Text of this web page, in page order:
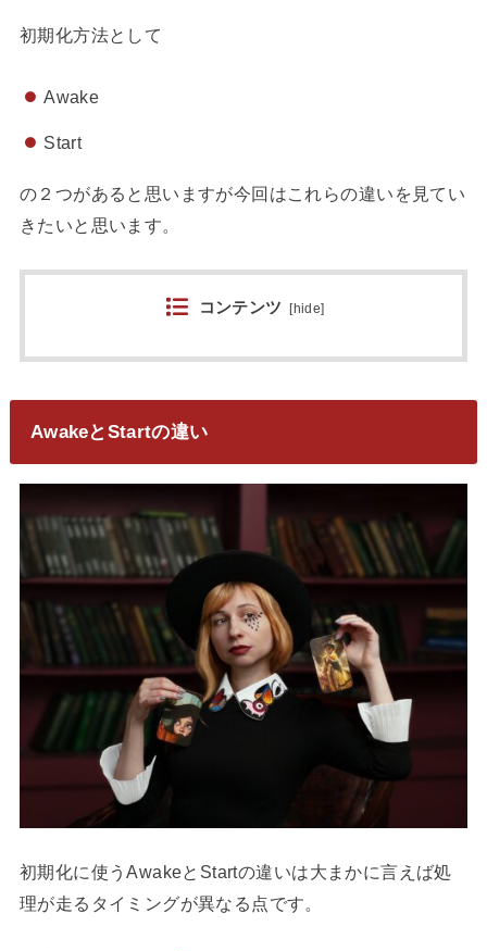
初期化方法として
Awake
Start
の２つがあると思いますが今回はこれらの違いを見てい
きたいと思います。
コンテンツ [hide]
AwakeとStartの違い
初期化に使うAwakeとStartの違いは大まかに言えば処
理が走るタイミングが異なる点です。